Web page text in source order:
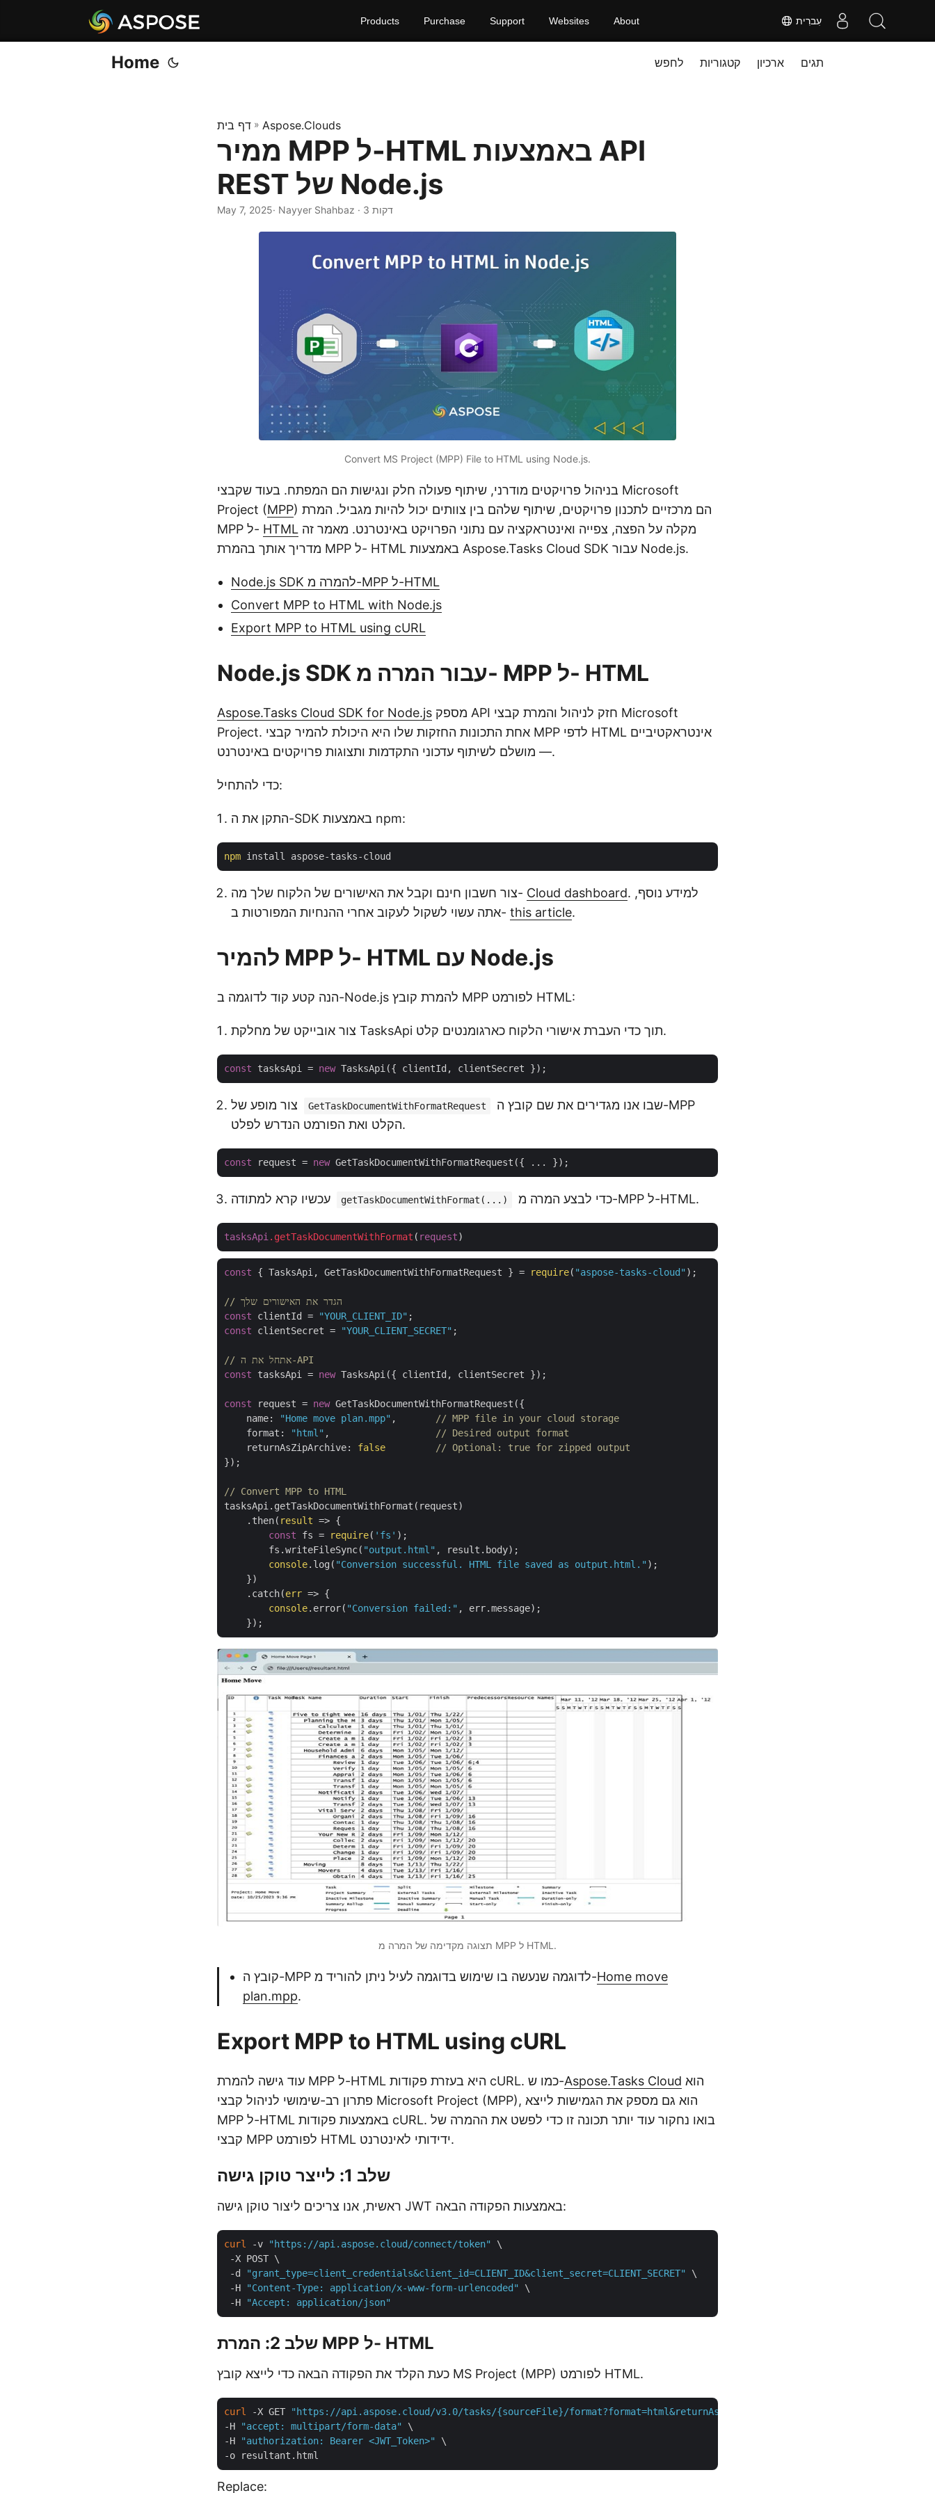
עִברִית Products Purchase Support Websites About
Home לחפש קטגוריות ארכיון תגים
דף בית » Aspose.Clouds
ממיר MPP ל-HTML באמצעות API
REST של Node.js
May 7, 2025 · Nayyer Shahbaz · 3 דקות
Convert MS Project (MPP) File to HTML using Node.js.
בניהול פרויקטים מודרני, שיתוף פעולה חלק ונגישות הם המפתח. בעוד שקבצי Microsoft
Project (MPP) הם מרכזיים לתכנון פרויקטים, שיתוף שלהם בין צוותים יכול להיות מגביל. המרת
MPP ל- HTML
מדריך אותך בהמרת MPP ל- HTML באמצעות Aspose.Tasks Cloud SDK עבור Node.js.
Node.js SDK להמרה מ-MPP ל-HTML
Convert MPP to HTML with Node.js
Export MPP to HTML using cURL
Node.js SDK עבור המרה מ- MPP ל- HTML
Aspose.Tasks Cloud SDK for Node.js
Project. אחת התכונות החזקות שלו היא היכולת להמיר קבצי MPP לדפי HTML אינטראקטיביים
— מושלם לשיתוף עדכוני התקדמות ותצוגות פרויקטים באינטרנט.
כדי להתחיל:
התקן את ה-SDK באמצעות npm:
npm
צור חשבון חינם וקבל את האישורים של הלקוח שלך מה- Cloud dashboard. למידע נוסף,
אתה עשוי לשקול לעקוב אחרי ההנחיות המפורטות ב- this article.
להמיר MPP ל- HTML עם Node.js
הנה קטע קוד לדוגמה ב-Node.js להמרת קובץ MPP לפורמט HTML:
צור אובייקט של מחלקת TasksApi תוך כדי העברת אישורי הלקוח כארגומנטים קלט.
const tasksApi = new
GetTaskDocumentWithFormatRequest
הקלט ואת הפורמט הנדרש לפלט.
const request = new
getTaskDocumentWithFormat(...) כדי לבצע המרה מ-MPP ל-HTML.
tasksApi .getTaskDocumentWithFormat ( request
const { TasksApi, GetTaskDocumentWithFormatRequest } = require( "aspose-tasks-cloud" );
// הגדר את האישורים שלך
const clientId = "YOUR_CLIENT_ID"
const clientSecret = "YOUR_CLIENT_SECRET" ;
// אתחל את ה-API
const tasksApi = new TasksApi({ clientId, clientSecret });
const request = new GetTaskDocumentWithFormatRequest({
name: "Home move plan.mpp" ,
// MPP file in your cloud storage
format : "html" ,
// Desired output format
returnAsZipArchive: false
// Optional: true for zipped output
});
// Convert MPP to HTML
tasksApi.getTaskDocumentWithFormat(request)
    .then(
result => {
const fs = require( 'fs' );
        fs.writeFileSync(
"output.html" , result.body);
console.log( "Conversion successful. HTML file saved as output.html." );
    })
    .catch(
err => {
console.error( "Conversion failed:" , err.message);
תצוגה מקדימה של המרה מ MPP ל HTML.
קובץ ה-MPP לדוגמה שנעשה בו שימוש בדוגמה לעיל ניתן להוריד מ-Home move
plan.mpp.
Export MPP to HTML using cURL
עוד גישה להמרת MPP ל-HTML היא בעזרת פקודות cURL. כמו ש-Aspose.Tasks Cloud
פתרון רב-שימושי לניהול קבצי Microsoft Project (MPP), הוא גם מספק את הגמישות לייצא
MPP ל-HTML באמצעות פקודות cURL. בואו נחקור עוד יותר תכונה זו כדי לפשט את ההמרה של
קבצי MPP לפורמט HTML ידידותי לאינטרנט.
שלב 1: לייצר טוקן גישה
ראשית, אנו צריכים ליצור טוקן גישה JWT באמצעות הפקודה הבאה:
curl -v "https://api.aspose.cloud/connect/token"
\
-X POST \
-d
"grant_type=client_credentials&client_id=CLIENT_ID&client_secret=CLIENT_SECRET"
\
-H
"Content-Type: application/x-www-form-urlencoded"
\
-H
"Accept: application/json"
שלב 2: המרת MPP ל- HTML
כעת הקלד את הפקודה הבאה כדי לייצא קובץ MS Project (MPP) לפורמט HTML.
curl -X GET "https://api.aspose.cloud/v3.0/tasks/{sourceFile}/format?format=html&returnAsZipArchive=false"
-H
"accept: multipart/form-data"
\
-H
"authorization: Bearer <JWT_Token>"
\
Replace: